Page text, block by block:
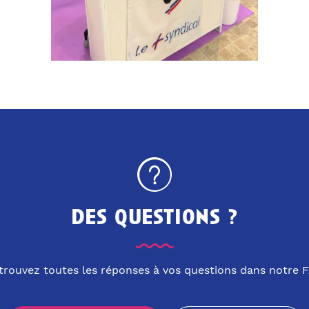
des questions ?
toutes les réponses à vos questions dans notre